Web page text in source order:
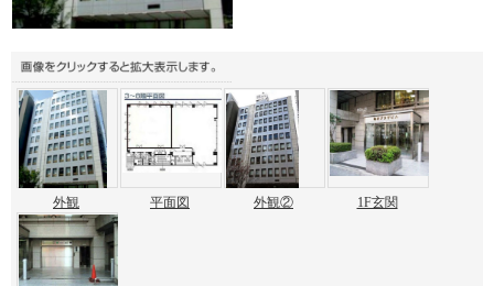
外観 平面図 外観② 1F玄関